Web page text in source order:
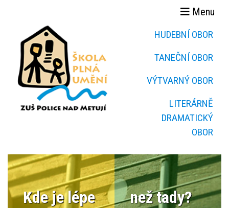
Menu
HUDEBNÍ OBOR
TANEČNÍ OBOR
VÝTVARNÝ OBOR
LITERÁRNĚ
DRAMATICKÝ
OBOR
Kde je lépe než tady?